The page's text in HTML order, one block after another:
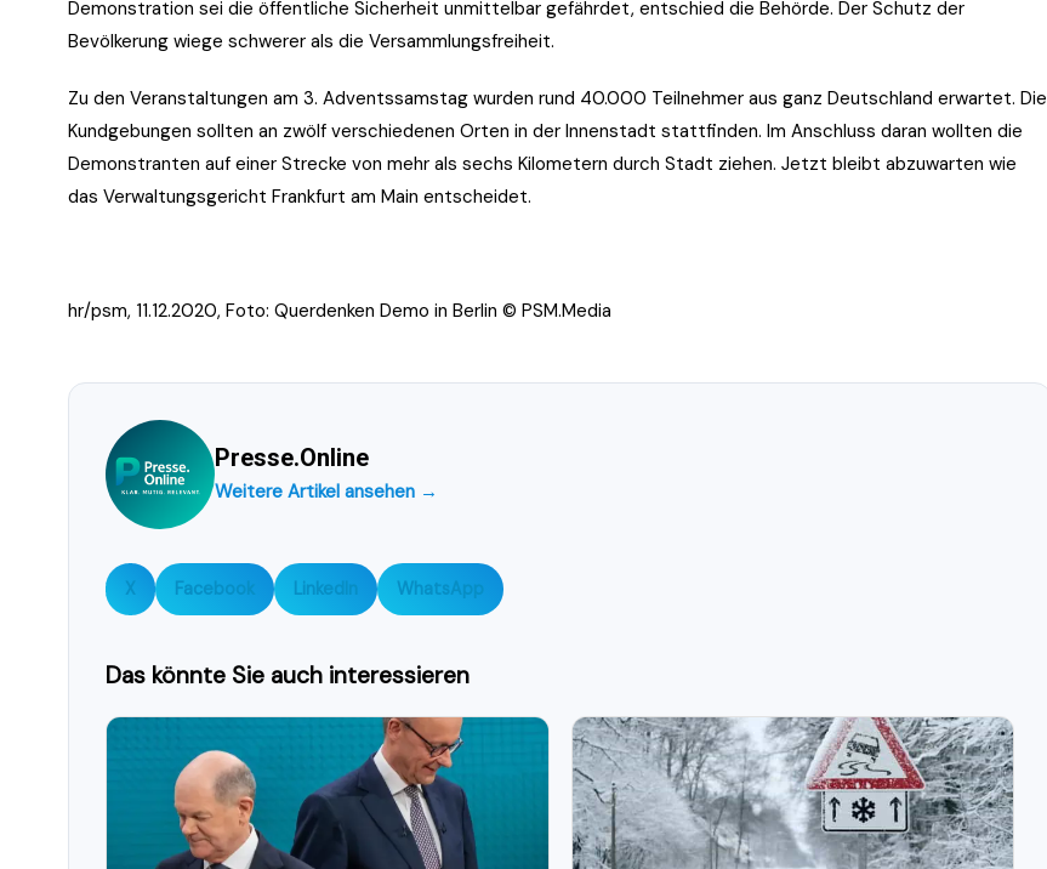
Demonstration sei die öffentliche Sicherheit unmittelbar gefährdet, entschied die Behörde. Der Schutz der
Bevölkerung wiege schwerer als die Versammlungsfreiheit.
Zu den Veranstaltungen am 3. Adventssamstag wurden rund 40.000 Teilnehmer aus ganz Deutschland erwartet. Die
Kundgebungen sollten an zwölf verschiedenen Orten in der Innenstadt stattfinden. Im Anschluss daran wollten die
Demonstranten auf einer Strecke von mehr als sechs Kilometern durch Stadt ziehen. Jetzt bleibt abzuwarten wie
das Verwaltungsgericht Frankfurt am Main entscheidet.
hr/psm, 11.12.2020, Foto: Querdenken Demo in Berlin © PSM.Media
Presse.Online
Weitere Artikel ansehen →
X Facebook LinkedIn WhatsApp
Das könnte Sie auch interessieren